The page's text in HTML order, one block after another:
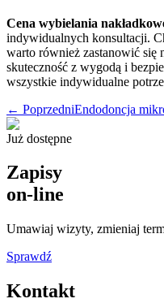
Cena wybielania
indywidualnych konsultacji.
warto również zastanowić się
skuteczność z wygodą i
wszystkie indywidualne
← PoprzedniEndodoncja
Już dostępne
Zapisy
on-line
Umawiaj wizyty, zmieniaj
Sprawdź
Kontakt